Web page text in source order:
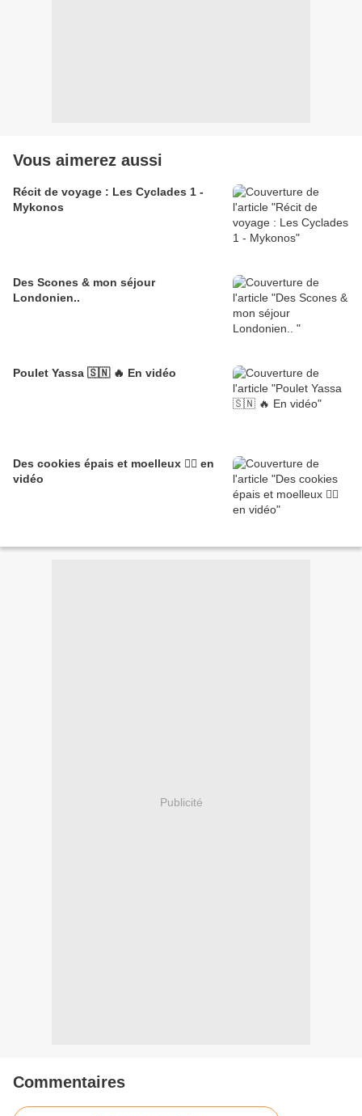
Vous aimerez aussi
Récit de voyage : Les Cyclades 1 -
Mykonos
Des Scones & mon séjour
Londonien..
Poulet Yassa 🇸🇳 🔥 En vidéo
Des cookies épais et moelleux 👌🏽 en
vidéo
Publicité
Commentaires